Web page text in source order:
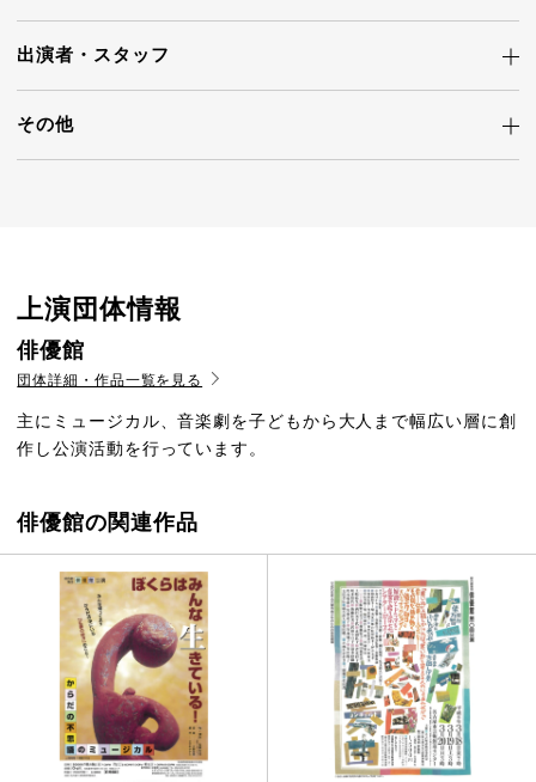
出演者・ スタッフ
その他
上演団体情報
俳優館
団体詳細・作品一覧を見る
主にミュージカル、音楽劇を子どもから大人まで幅広い層に創
作し公演活動を行っています。
俳優館の関連作品